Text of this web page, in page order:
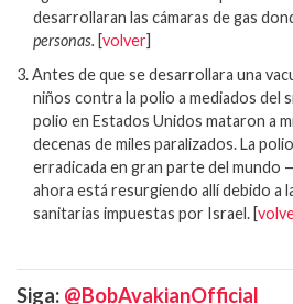
desarrollaran las cámaras de gas
personas. [volver]
3.Antes de que se desarrollara una
niños contra la polio a mediados del
polio en Estados Unidos mataron a
decenas de miles paralizados. La
erradicada en gran parte del mundo
ahora está resurgiendo allí debido a
sanitarias impuestas por Israel. [
Siga: @BobAvakianOfficial